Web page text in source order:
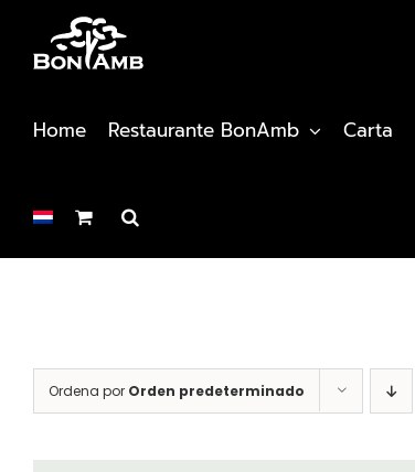
contenido
Home Restaurante BonAmb Carta
Ordena por Orden predeterminado